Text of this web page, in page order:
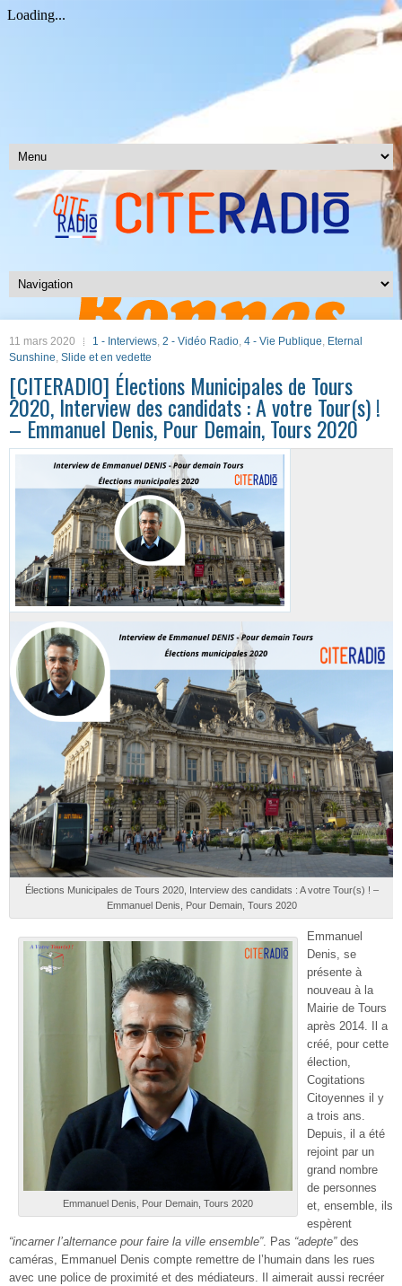
11 mars 2020 1 - Interviews, 2 - Vidéo Radio, 4 - Vie Publique, Eternal
Sunshine, Slide et en vedette
[CITERADIO] Élections Municipales de Tours
2020, Interview des candidats : A votre Tour(s) !
– Emmanuel Denis, Pour Demain, Tours 2020
Élections Municipales de Tours 2020, Interview des candidats : A votre Tour(s) ! –
Emmanuel Denis, Pour Demain, Tours 2020
Emmanuel Denis, Pour Demain, Tours 2020
Emmanuel
Denis, se
présente à
nouveau à la
Mairie de Tours
après 2014. Il a
créé, pour cette
élection,
Cogitations
Citoyennes il y
a trois ans.
Depuis, il a été
rejoint par un
grand nombre
de personnes
et, ensemble, ils
espèrent
“incarner l’alternance pour faire la ville ensemble”. Pas “adepte”des
caméras, Emmanuel Denis compte remettre de l’humain dans les rues
avec une police de proximité et des médiateurs. Il aimerait aussi recréer